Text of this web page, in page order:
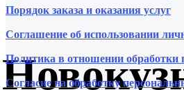
Порядок заказа и оказания услуг
Соглашение об использовании
Политика в отношении обработки
Согласие на обработку